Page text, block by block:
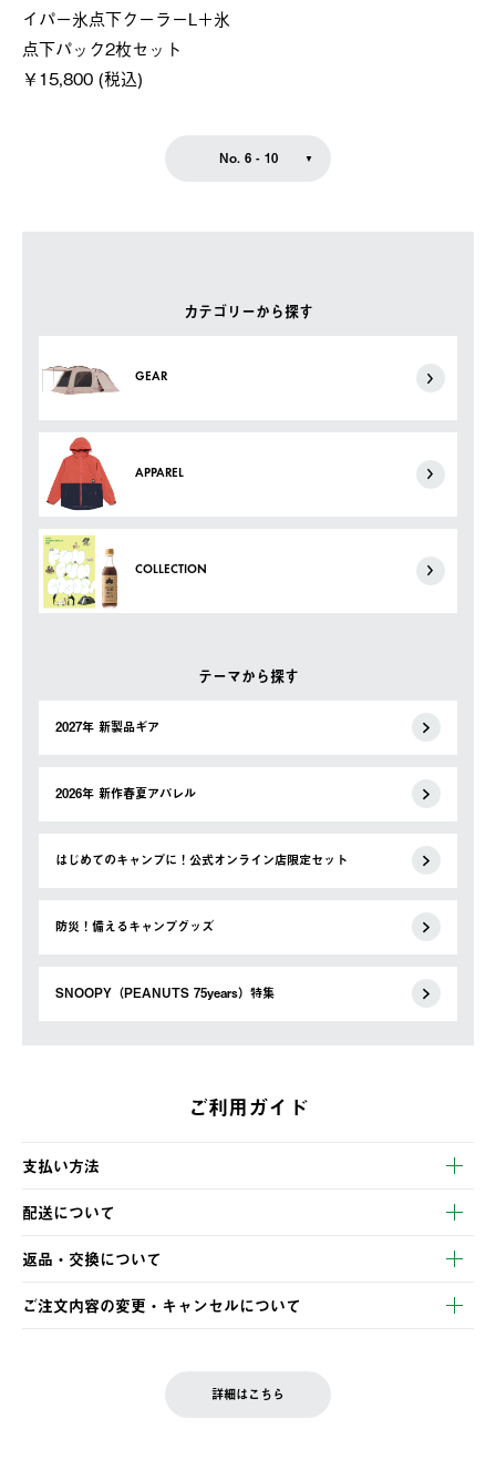
カテゴリーから探す
GEAR
APPAREL
COLLECTION
テーマから探す
2027年 新製品ギア
2026年 新作春夏アパレル
はじめてのキャンプに！公式オンライン店限定セット
防災！備えるキャンプグッズ
SNOOPY（PEANUTS 75years）特集
イパー氷点下クーラーL＋氷
点下パック2枚セット
￥15,800 (税込)
No. 6 - 10
ご利用ガイド
支払い方法
以下のいずれかの方法でお支払いいただけます。
・クレジットカード決済
・コンビニ決済
・Pay-easy決済
配送について
【発送スケジュール】
ご注文・ご入金完了より2営業日以内に商品を発送いたします。
土日祝の発送はございませんので、木曜日以降のご注文は週明け
の発送となる場合がございます。
返品・交換について
※お客様都合の場合
お客様都合の返品にかかる送料は、お客様ご負担とさせていただ
ご注文内容の変更・キャンセルについて
LOGOS FAMILY会員の方は、会員マイページ内 購入履歴画面に
詳細はこちら